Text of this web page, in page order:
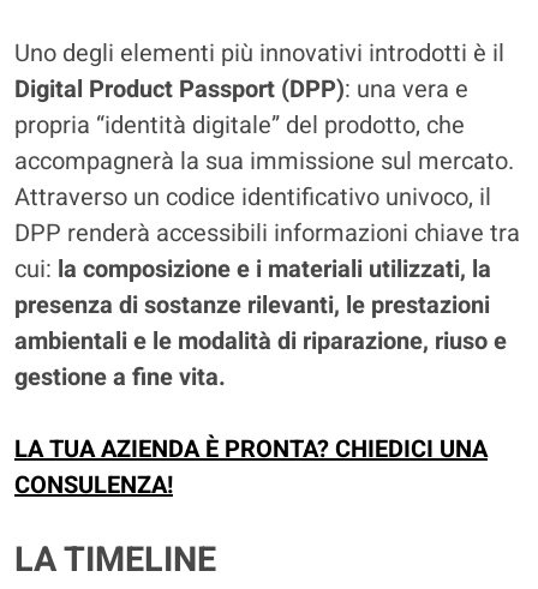
Uno degli elementi più innovativi introdotti è il
Digital Product Passport (DPP): una vera e
propria “identità digitale” del prodotto, che
accompagnerà la sua immissione sul mercato.
Attraverso un codice identificativo univoco, il
DPP renderà accessibili informazioni chiave tra
cui: la composizione e i materiali utilizzati, la
presenza di sostanze rilevanti, le prestazioni
ambientali e le modalità di riparazione, riuso e
gestione a fine vita.
LA TUA AZIENDA È PRONTA? CHIEDICI UNA
CONSULENZA!
LA TIMELINE